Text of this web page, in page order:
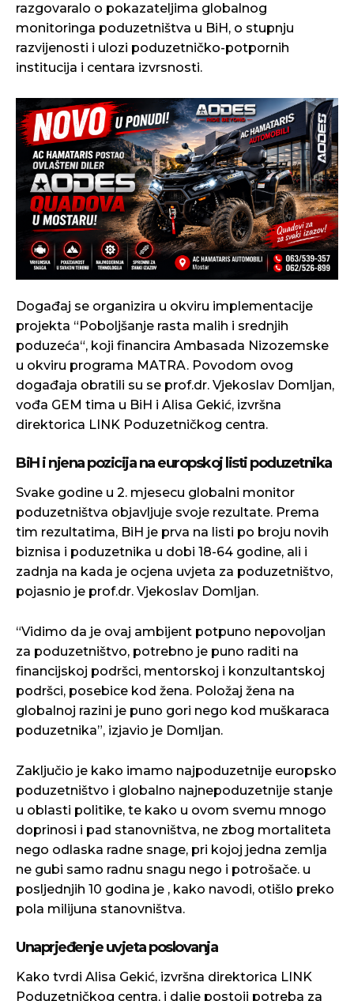
razgovaralo o pokazateljima globalnog
monitoringa poduzetništva u BiH, o stupnju
razvijenosti i ulozi poduzetničko-potpornih
institucija i centara izvrsnosti.
Događaj se organizira u okviru implementacije
projekta “Poboljšanje rasta malih i srednjih
poduzeća“, koji financira Ambasada Nizozemske
u okviru programa MATRA. Povodom ovog
događaja obratili su se prof.dr. Vjekoslav Domljan,
vođa GEM tima u BiH i Alisa Gekić, izvršna
direktorica LINK Poduzetničkog centra.
BiH i njena pozicija na europskoj listi poduzetnika
Svake godine u 2. mjesecu globalni monitor
poduzetništva objavljuje svoje rezultate. Prema
tim rezultatima, BiH je prva na listi po broju novih
biznisa i poduzetnika u dobi 18-64 godine, ali i
zadnja na kada je ocjena uvjeta za poduzetništvo,
pojasnio je prof.dr. Vjekoslav Domljan.
“Vidimo da je ovaj ambijent potpuno nepovoljan
za poduzetništvo, potrebno je puno raditi na
financijskoj podršci, mentorskoj i konzultantskoj
podršci, posebice kod žena. Položaj žena na
globalnoj razini je puno gori nego kod muškaraca
poduzetnika”, izjavio je Domljan.
Zaključio je kako imamo najpoduzetnije europsko
poduzetništvo i globalno najnepoduzetnije stanje
u oblasti politike, te kako u ovom svemu mnogo
doprinosi i pad stanovništva, ne zbog mortaliteta
nego odlaska radne snage, pri kojoj jedna zemlja
ne gubi samo radnu snagu nego i potrošače. u
posljednjih 10 godina je , kako navodi, otišlo preko
pola milijuna stanovništva.
Unaprjeđenje uvjeta poslovanja
Kako tvrdi Alisa Gekić, izvršna direktorica LINK
Poduzetničkog centra, i dalje postoji potreba za